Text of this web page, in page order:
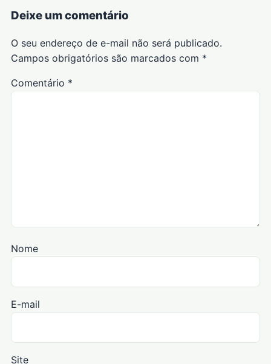
Deixe um comentário
O seu endereço de e-mail não será publicado.
Campos obrigatórios são marcados com *
Comentário *
Nome
E-mail
Site